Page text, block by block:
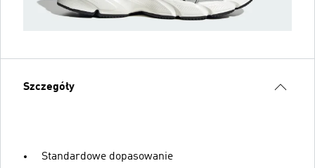
Szczegóły
Standardowe dopasowanie